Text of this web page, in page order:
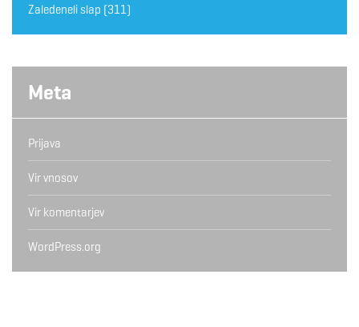
Zaledeneli slap (311)
Meta
Prijava
Vir vnosov
Vir komentarjev
WordPress.org